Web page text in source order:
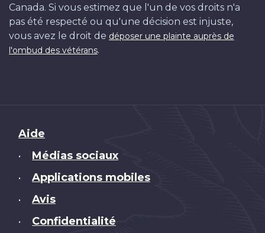
Canada. Si vous estimez que l'un de vos droits n'a
pas été respecté ou qu'une décision est injuste,
vous avez le droit de déposer une plainte auprès de
l'ombud des vétérans.
Brand
Aide
• Médias sociaux
• Applications mobiles
• Avis
• Confidentialité